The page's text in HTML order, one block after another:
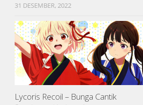
31 DESEMBER, 2022
Lycoris Recoil – Bunga Cantik